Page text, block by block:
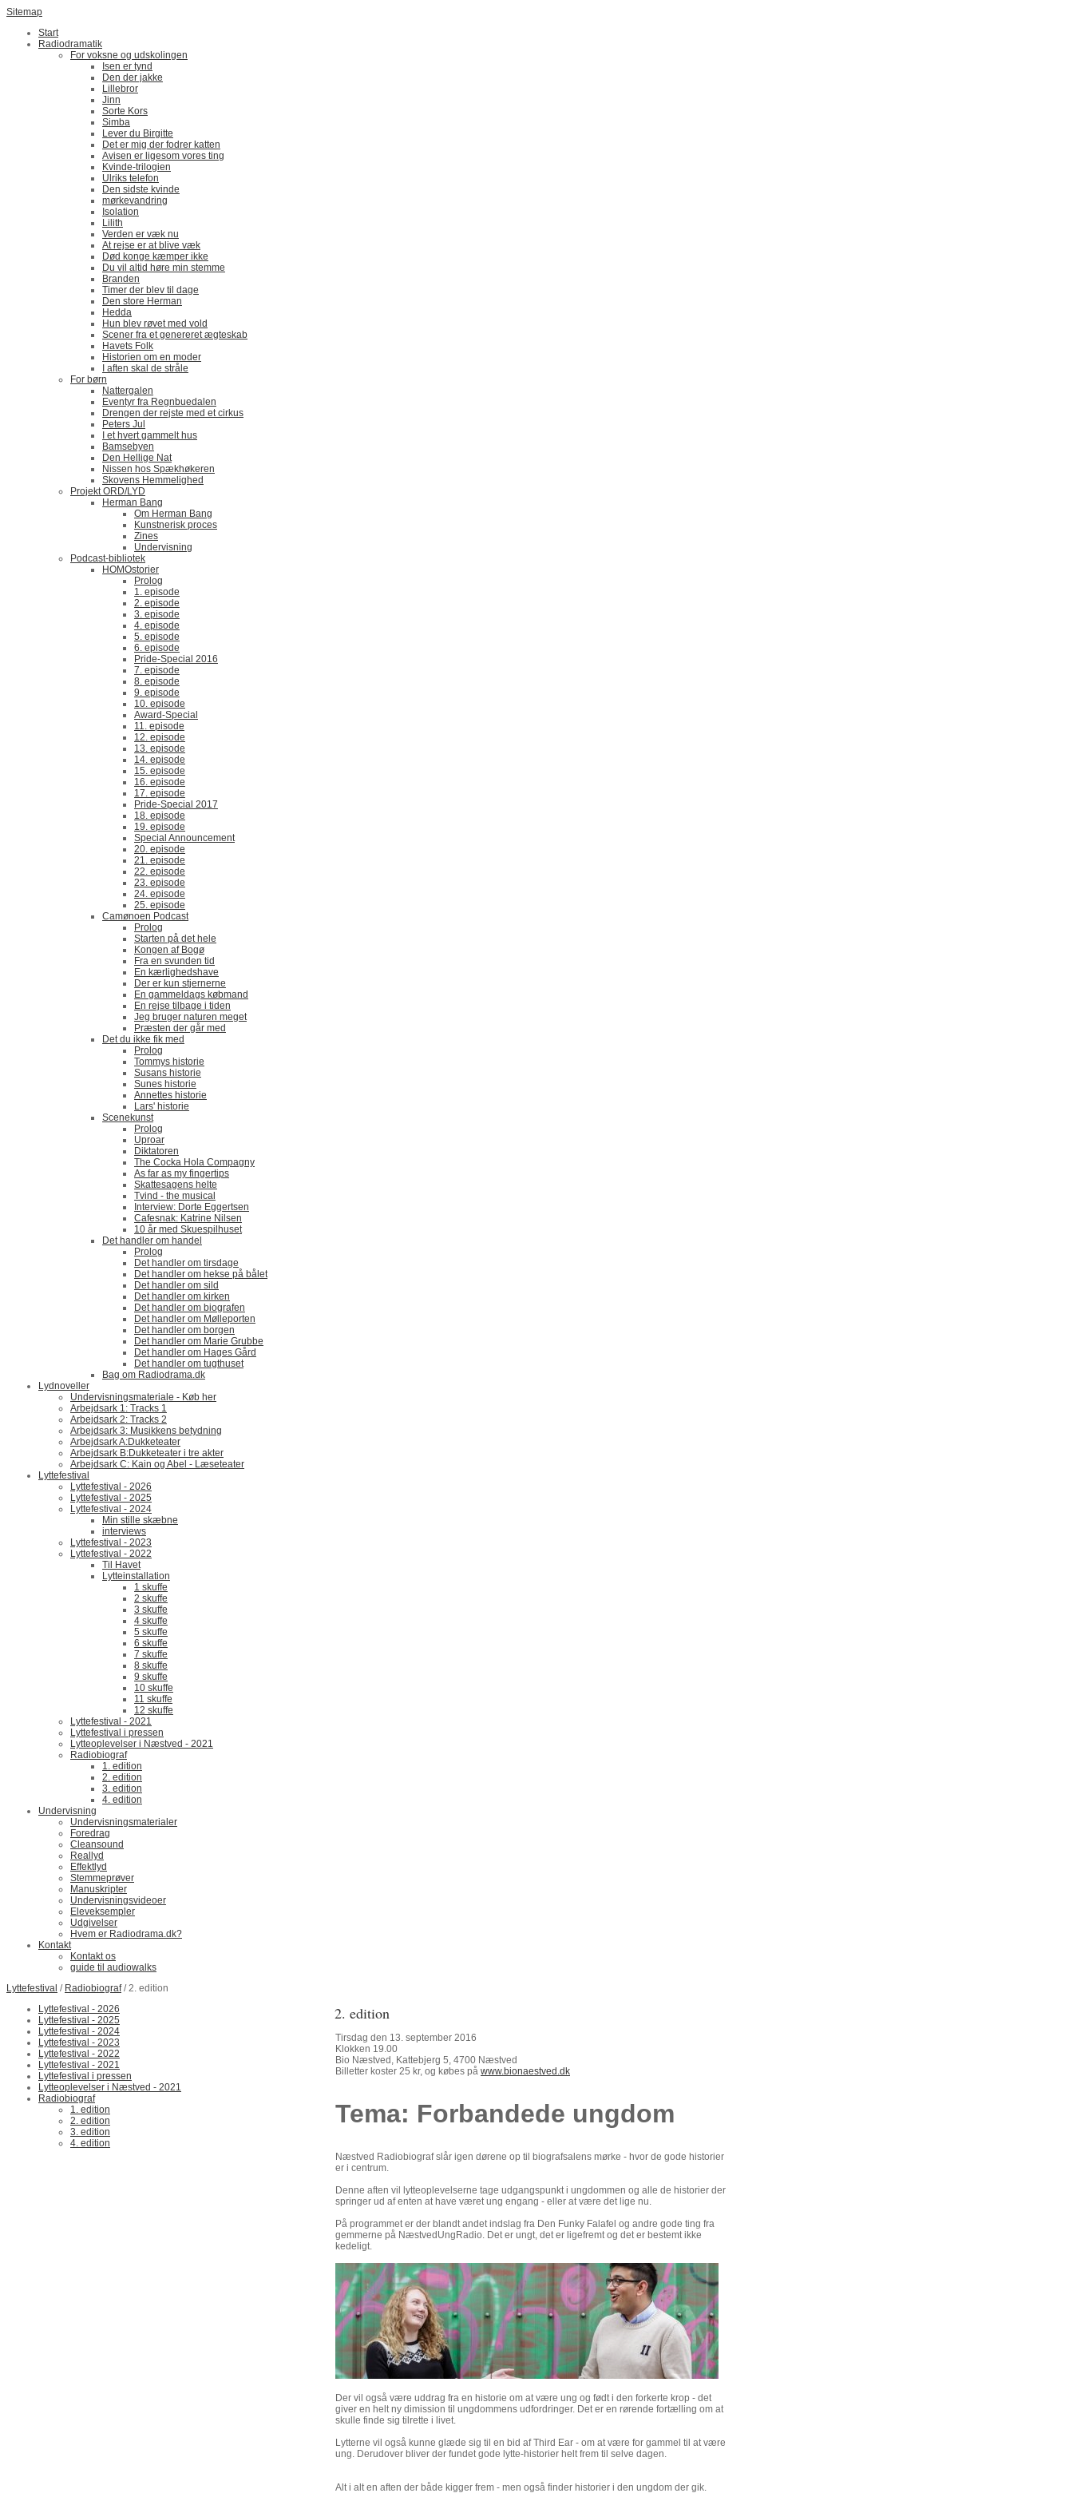
Sitemap
Start
Radiodramatik
For voksne og udskolingen
Isen er tynd
Den der jakke
Lillebror
Jinn
Sorte Kors
Simba
Lever du Birgitte
Det er mig der fodrer katten
Avisen er ligesom vores ting
Kvinde-trilogien
Ulriks telefon
Den sidste kvinde
mørkevandring
Isolation
Lilith
Verden er væk nu
At rejse er at blive væk
Død konge kæmper ikke
Du vil altid høre min stemme
Branden
Timer der blev til dage
Den store Herman
Hedda
Hun blev røvet med vold
Scener fra et genereret ægteskab
Havets Folk
Historien om en moder
I aften skal de stråle
For børn
Nattergalen
Eventyr fra Regnbuedalen
Drengen der rejste med et cirkus
Peters Jul
I et hvert gammelt hus
Bamsebyen
Den Hellige Nat
Nissen hos Spækhøkeren
Skovens Hemmelighed
Projekt ORD/LYD
Herman Bang
Om Herman Bang
Kunstnerisk proces
Zines
Undervisning
Podcast-bibliotek
HOMOstorier
Prolog
1. episode
2. episode
3. episode
4. episode
5. episode
6. episode
Pride-Special 2016
7. episode
8. episode
9. episode
10. episode
Award-Special
11. episode
12. episode
13. episode
14. episode
15. episode
16. episode
17. episode
Pride-Special 2017
18. episode
19. episode
Special Announcement
20. episode
21. episode
22. episode
23. episode
24. episode
25. episode
Camønoen Podcast
Prolog
Starten på det hele
Kongen af Bogø
Fra en svunden tid
En kærlighedshave
Der er kun stjernerne
En gammeldags købmand
En rejse tilbage i tiden
Jeg bruger naturen meget
Præsten der går med
Det du ikke fik med
Prolog
Tommys historie
Susans historie
Sunes historie
Annettes historie
Lars' historie
Scenekunst
Prolog
Uproar
Diktatoren
The Cocka Hola Compagny
As far as my fingertips
Skattesagens helte
Tvind - the musical
Interview: Dorte Eggertsen
Cafesnak: Katrine Nilsen
10 år med Skuespilhuset
Det handler om handel
Prolog
Det handler om tirsdage
Det handler om hekse på bålet
Det handler om sild
Det handler om kirken
Det handler om biografen
Det handler om Mølleporten
Det handler om borgen
Det handler om Marie Grubbe
Det handler om Hages Gård
Det handler om tugthuset
Bag om Radiodrama.dk
Lydnoveller
Undervisningsmateriale - Køb her
Arbejdsark 1: Tracks 1
Arbejdsark 2: Tracks 2
Arbejdsark 3: Musikkens betydning
Arbejdsark A:Dukketeater
Arbejdsark B:Dukketeater i tre akter
Arbejdsark C: Kain og Abel - Læseteater
Lyttefestival
Lyttefestival - 2026
Lyttefestival - 2025
Lyttefestival - 2024
Min stille skæbne
interviews
Lyttefestival - 2023
Lyttefestival - 2022
Til Havet
Lytteinstallation
1 skuffe
2 skuffe
3 skuffe
4 skuffe
5 skuffe
6 skuffe
7 skuffe
8 skuffe
9 skuffe
10 skuffe
11 skuffe
12 skuffe
Lyttefestival - 2021
Lyttefestival i pressen
Lytteoplevelser i Næstved - 2021
Radiobiograf
1. edition
2. edition
3. edition
4. edition
Undervisning
Undervisningsmaterialer
Foredrag
Cleansound
Reallyd
Effektlyd
Stemmeprøver
Manuskripter
Undervisningsvideoer
Eleveksempler
Udgivelser
Hvem er Radiodrama.dk?
Kontakt
Kontakt os
guide til audiowalks
Lyttefestival / Radiobiograf/ 2. edition
Lyttefestival - 2026
Lyttefestival - 2025
Lyttefestival - 2024
Lyttefestival - 2023
Lyttefestival - 2022
Lyttefestival - 2021
Lyttefestival i pressen
Lytteoplevelser i Næstved - 2021
Radiobiograf
1. edition
2. edition
3. edition
4. edition
2. edition
Tirsdag den 13. september 2016
Klokken 19.00
Bio Næstved, Kattebjerg 5, 4700 Næstved
Billetter koster 25 kr, og købes på www.bionaestved.dk
Tema: Forbandede ungdom
Næstved Radiobiograf slår igen dørene op til biografsalens mørke - hvor de gode historier
er i centrum.
Denne aften vil lytteoplevelserne tage udgangspunkt i ungdommen og alle de historier der
springer ud af enten at have været ung engang - eller at være det lige nu.
På programmet er der blandt andet indslag fra Den Funky Falafel og andre gode ting fra
gemmerne på NæstvedUngRadio. Det er ungt, det er ligefremt og det er bestemt ikke
kedeligt.
Der vil også være uddrag fra en historie om at være ung og født i den forkerte krop - det
giver en helt ny dimission til ungdommens udfordringer. Det er en rørende fortælling om at
skulle finde sig tilrette i livet.
Lytterne vil også kunne glæde sig til en bid af Third Ear - om at være for gammel til at være
ung. Derudover bliver der fundet gode lytte-historier helt frem til selve dagen.
Alt i alt en aften der både kigger frem - men også finder historier i den ungdom der gik.